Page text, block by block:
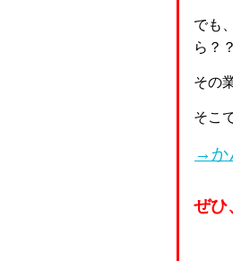
でも
ら？？
その
そこ
→か
ぜひ